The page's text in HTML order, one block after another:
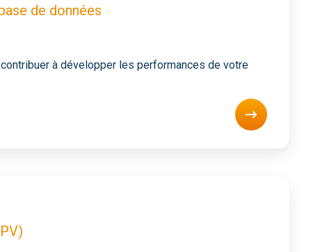
de données
à développer les performances de votre